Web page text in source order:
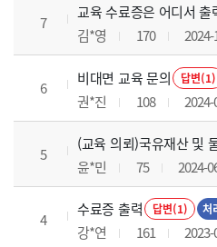
7
교육 수료증은 어디서 출
김*영 170
6
비대면 교육 문의 답변(1)
권*진 108
5
(교육 의뢰)국유재산 및
윤*민 75 2024-
4
수료증 출력 답변(1) 처
강*연 161